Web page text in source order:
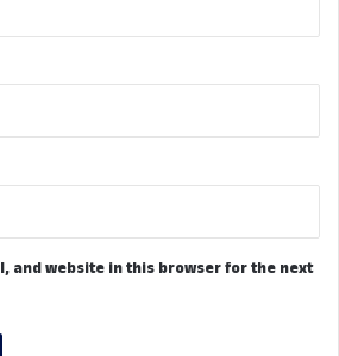
and website in this browser for the next